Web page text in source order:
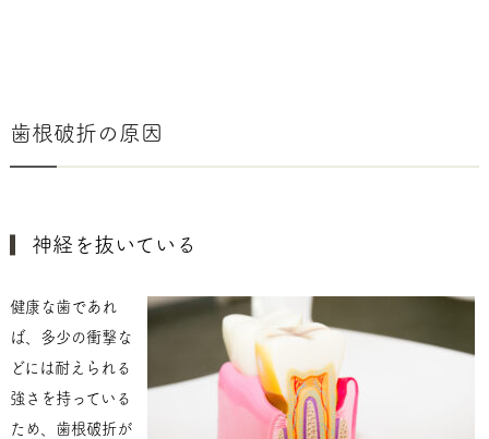
歯根破折の原因
神経を抜いている
健康な歯であれ
ば、多少の衝撃な
どには耐えられる
強さを持っている
ため、歯根破折が